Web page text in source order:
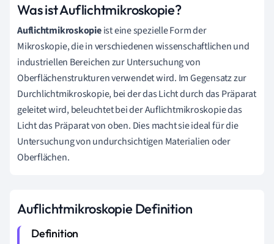
Was ist Auflichtmikroskopie?
Auflichtmikroskopieist eine spezielle Form der
Mikroskopie, die in verschiedenen wissenschaftlichen und
industriellen Bereichen zur Untersuchung von
Oberflächenstrukturen verwendet wird. Im Gegensatz zur
Durchlichtmikroskopie, bei der das Licht durch das Präparat
geleitet wird, beleuchtet bei der Auflichtmikroskopie das
Licht das Präparat von oben. Dies macht sie ideal für die
Untersuchung von undurchsichtigen Materialien oder
Oberflächen.
Auflichtmikroskopie Definition